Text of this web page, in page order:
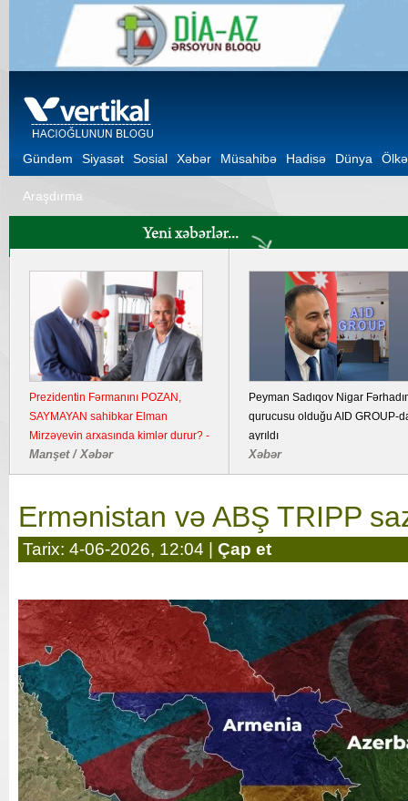
Gündəm Siyasət Sosial Xəbər Müsahibə Hadisə Dünya Ölkə
Araşdırma
Prezidentin Fərmanını POZAN,
SAYMAYAN sahibkar Elman
Mirzəyevin arxasında kimlər durur? -
Kənd təsərrüfatı təyinatlı torpaqda
fəaliyyət göstərən YDM ətrafında
Manşet / Xəbər
Peyman Sadıqov Nigar
qurucusu olduğu AID GROUP-
ayrıldı
Xəbər
Ermənistan və ABŞ TRIPP
Tarix: 4-06-2026, 12:04 | Çap et